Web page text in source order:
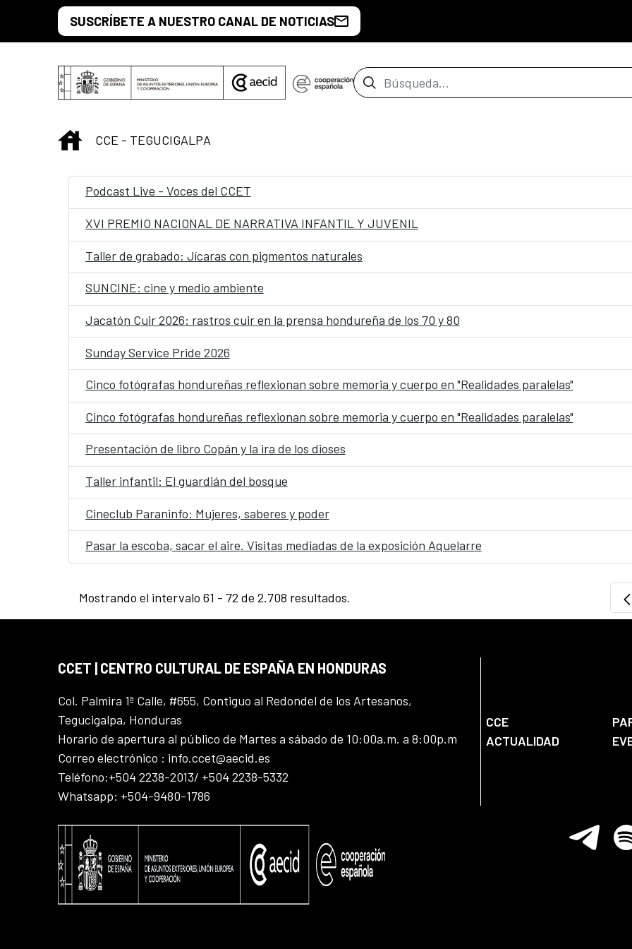
Saltar al contenido principal
SUSCRÍBETE A NUESTRO CANAL DE NOTICIAS
Barra de búsqueda
INICIO
CCE - TEGUCIGALPA
Podcast Live - Voces del CCET
XVI PREMIO NACIONAL DE NARRATIVA INFANTIL Y JUVENIL
Taller de grabado: Jícaras con pigmentos naturales
SUNCINE: cine y medio ambiente
Jacatón Cuir 2026: rastros cuir en la prensa hondureña de los 70 y 80
Sunday Service Pride 2026
Cinco fotógrafas hondureñas reflexionan sobre memoria y cuerpo en "Realidades paralelas"
Cinco fotógrafas hondureñas reflexionan sobre memoria y cuerpo en "Realidades paralelas"
Presentación de libro Copán y la ira de los dioses
Taller infantil: El guardián del bosque
Cineclub Paraninfo: Mujeres, saberes y poder
Pasar la escoba, sacar el aire. Visitas mediadas de la exposición Aquelarre
Mostrando el intervalo 61 - 72 de 2.708 resultados.
CCET | CENTRO CULTURAL DE ESPAÑA EN HONDURAS
Col. Palmira 1ª Calle, #655, Contiguo al Redondel de los Artesanos,
Tegucigalpa, Honduras
Horario de apertura al público de Martes a sábado de 10:00a.m. a 8:00p.m
Correo electrónico : info.ccet@aecid.es
Teléfono:+504 2238-2013/ +504 2238-5332
Whatsapp: +504-9480-1786
CCE
ACTUALIDAD
Telegram